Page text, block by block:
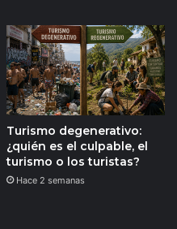
Turismo degenerativo:
¿quién es el culpable, el
turismo o los turistas?
Hace 2 semanas